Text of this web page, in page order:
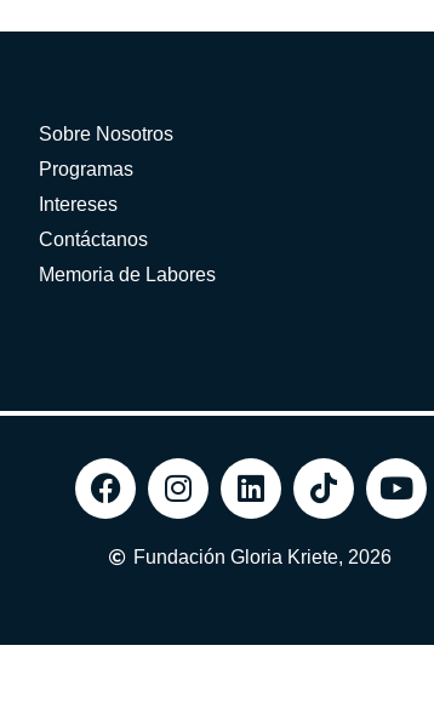
Sobre Nosotros
Programas
Intereses
Contáctanos
Memoria de Labores
Fundación Gloria Kriete, 2026